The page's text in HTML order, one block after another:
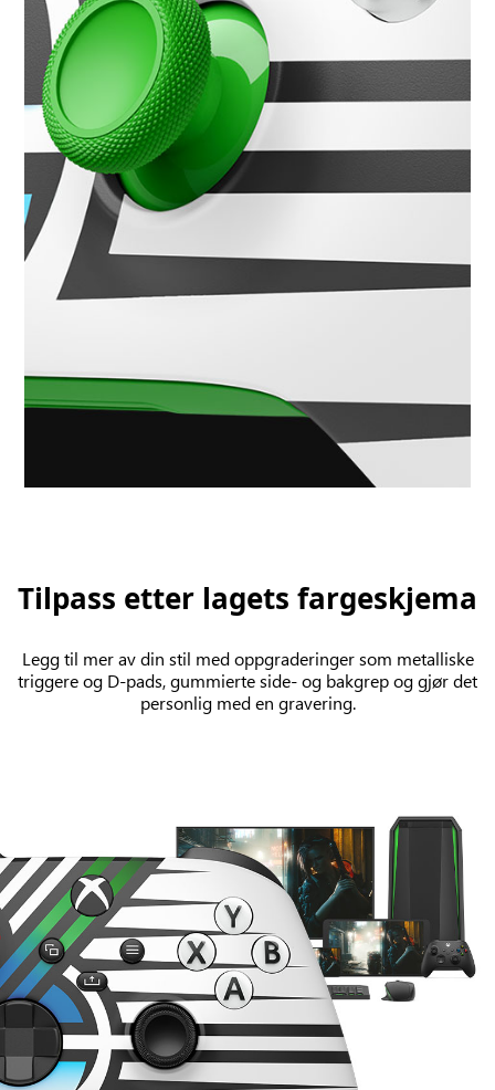
Tilpass etter lagets fargeskjema
Legg til mer av din stil med oppgraderinger som metalliske
triggere og D-pads, gummierte side- og bakgrep og gjør det
personlig med en gravering.